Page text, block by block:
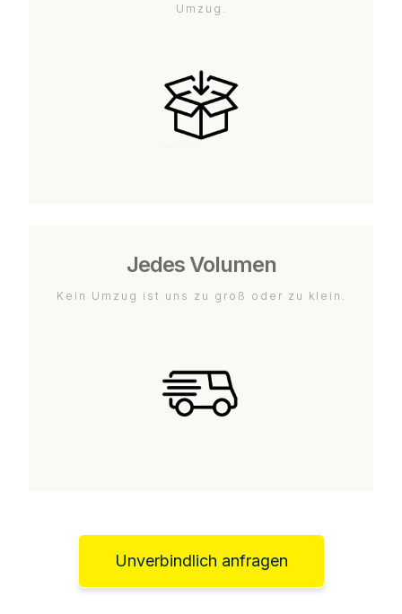
Umzug.
Jedes Volumen
Kein Umzug ist uns zu groß oder zu klein.
Unverbindlich anfragen